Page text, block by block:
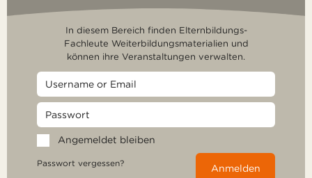
In diesem Bereich finden Elternbildungs-
Fachleute Weiterbildungsmaterialien und
können ihre Veranstaltungen verwalten.
Angemeldet bleiben
Passwort vergessen? Anmelden